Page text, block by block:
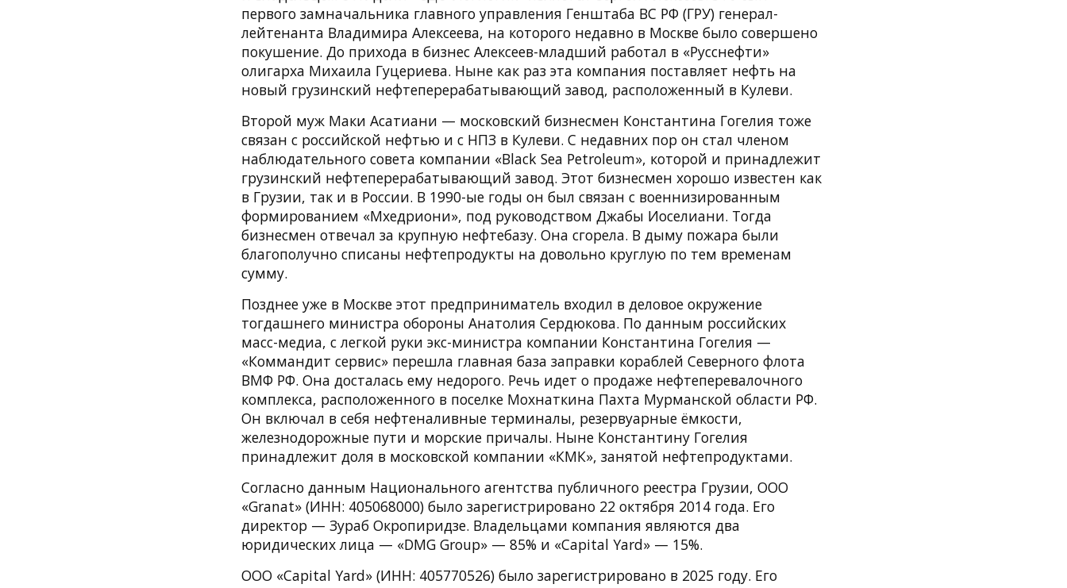
первого замначальника главного управления Генштаба ВС РФ (ГРУ) генерал-
лейтенанта Владимира Алексеева, на которого недавно в Москве было совершено
покушение. До прихода в бизнес Алексеев-младший работал в «Русснефти»
олигарха Михаила Гуцериева. Ныне как раз эта компания поставляет нефть на
новый грузинский нефтеперерабатывающий завод, расположенный в Кулеви.
Второй муж Маки Асатиани — московский бизнесмен Константина Гогелия тоже
связан с российской нефтью и с НПЗ в Кулеви. С недавних пор он стал членом
наблюдательного совета компании «Black Sea Petroleum», которой и принадлежит
грузинский нефтеперерабатывающий завод. Этот бизнесмен хорошо известен как
в Грузии, так и в России. В 1990-ые годы он был связан с военнизированным
формированием «Мхедриони», под руководством Джабы Иоселиани. Тогда
бизнесмен отвечал за крупную нефтебазу. Она сгорела. В дыму пожара были
благополучно списаны нефтепродукты на довольно круглую по тем временам
сумму.
Позднее уже в Москве этот предприниматель входил в деловое окружение
тогдашнего министра обороны Анатолия Сердюкова. По данным российских
масс-медиа, с легкой руки экс-министра компании Константина Гогелия —
«Коммандит сервис» перешла главная база заправки кораблей Северного флота
ВМФ РФ. Она досталась ему недорого. Речь идет о продаже нефтеперевалочного
комплекса, расположенного в поселке Мохнаткина Пахта Мурманской области РФ.
Он включал в себя нефтеналивные терминалы, резервуарные ёмкости,
железнодорожные пути и морские причалы. Ныне Константину Гогелия
принадлежит доля в московской компании «КМК», занятой нефтепродуктами.
Согласно данным Национального агентства публичного реестра Грузии, ООО
«Granat» (ИНН: 405068000) было зарегистрировано 22 октября 2014 года. Его
директор — Зураб Окропиридзе. Владельцами компания являются два
юридических лица — «DMG Group» — 85% и «Capital Yard» — 15%.
ООО «Capital Yard» (ИНН: 405770526) было зарегистрировано в 2025 году. Его